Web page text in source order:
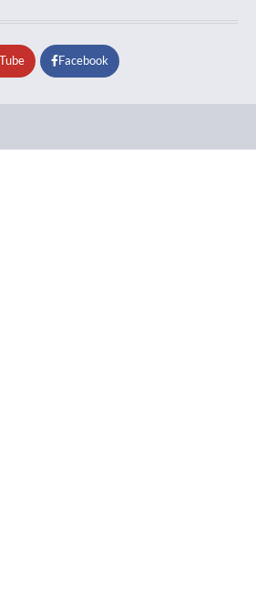
Facebook